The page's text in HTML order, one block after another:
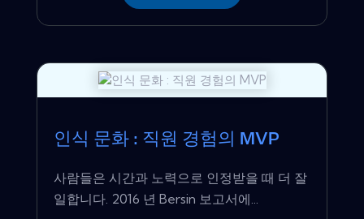
인식 문화 : 직원 경험의 MVP
사람들은 시간과 노력으로 인정받을 때 더 잘
일합니다. 2016 년 Bersin 보고서에...